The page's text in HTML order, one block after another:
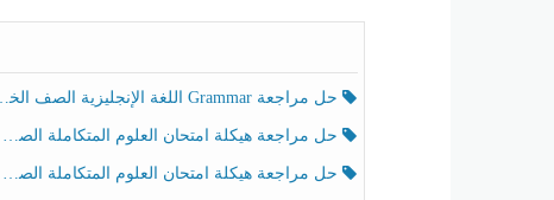
حل مراجعة Grammar اللغة الإنجليزية الصف الخامس الفصل الثالث
حل مراجعة هيكلة امتحان العلوم المتكاملة الصف الخامس انسبير الفصل الثالث
حل مراجعة هيكلة امتحان العلوم المتكاملة الصف الخامس عام الفصل الثالث